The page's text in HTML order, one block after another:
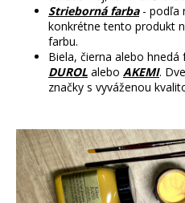
Strieborná farba- podľa
konkrétne tento produkt
farbu.
Biela, čierna alebo
DUROL alebo AKEMI.
značky s vyváženou